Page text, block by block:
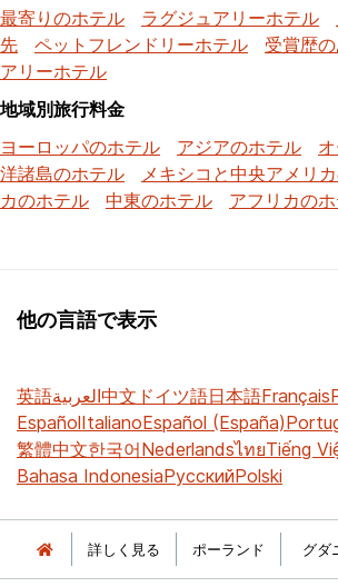
最寄りのホテル
ラグジュアリーホテル
先
ペットフレンドリーホテル
受賞歴
アリーホテル
地域別旅行料金
ヨーロッパのホテル
アジアのホテル
洋諸島のホテル
メキシコと中央アメリ
カのホテル
中東のホテル アフリカの
他の言語で表示
英語العربية中文 ドイツ語日本語Français
EspañolItalianoEspañol (España)
繁體中文한국어NederlandsไทยTiếng
Bahasa IndonesiaРусскийPolski
詳しく見る ポーランド グダ